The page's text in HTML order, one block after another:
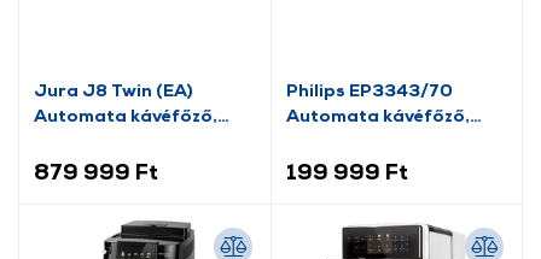
Jura J8 Twin (EA)
Automata kávéfőző,
879 999 Ft
Philips EP3343/70
Automata kávéfőző,
199 999 Ft